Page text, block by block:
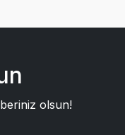
olsun!